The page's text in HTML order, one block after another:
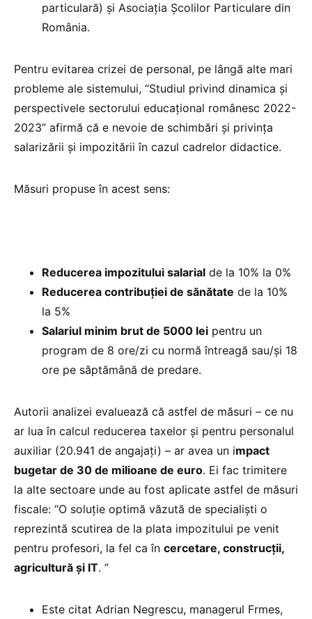
particulară) și Asociația Școlilor Particulare din
România.
Pentru evitarea crizei de personal, pe lângă alte mari
probleme ale sistemului, “Studiul privind dinamica și
perspectivele sectorului educațional românesc 2022-
2023” afirmă că e nevoie de schimbări și privința
salarizării și impozitării în cazul cadrelor didactice.
Măsuri propuse în acest sens:
Reducerea impozitului salarial de la 10% la 0%
Reducerea contribuției de sănătate de la 10%
la 5%
Salariul minim brut de 5000 lei pentru un
program de 8 ore/zi cu normă întreagă sau/și 18
ore pe săptămână de predare.
Autorii analizei evaluează că astfel de măsuri – ce nu
ar lua în calcul reducerea taxelor și pentru personalul
auxiliar (20.941 de angajați) – ar avea un impact
bugetar de 30 de milioane de euro. Ei fac trimitere
la alte sectoare unde au fost aplicate astfel de măsuri
fiscale: “O soluție optimă văzută de specialiști o
reprezintă scutirea de la plata impozitului pe venit
pentru profesori, la fel ca în cercetare, construcții,
agricultură și IT. ”
Este citat Adrian Negrescu, managerul Frmes,